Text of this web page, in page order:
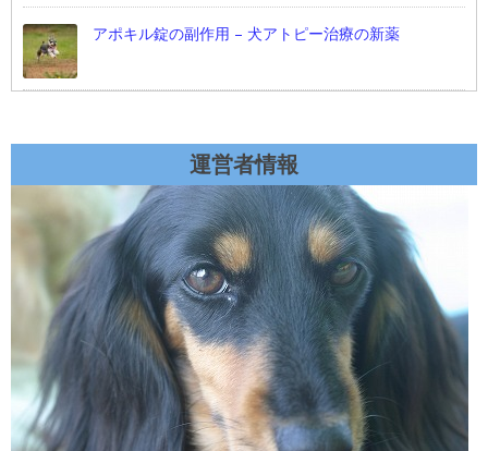
アポキル錠の副作用 – 犬アトピー治療の新薬
運営者情報